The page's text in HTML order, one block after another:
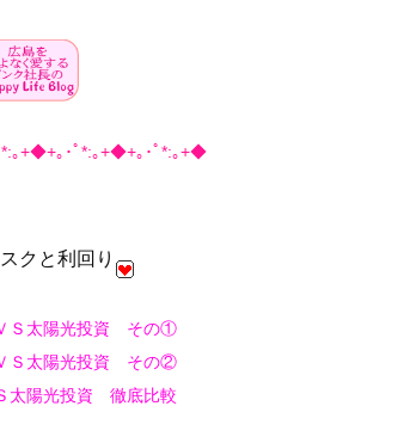
｡+◆+｡･ﾟ*:｡+◆+｡･ﾟ*:｡+◆
クと利回り
Ｓ太陽光投資 その①
Ｓ太陽光投資 その②
太陽光投資 徹底比較